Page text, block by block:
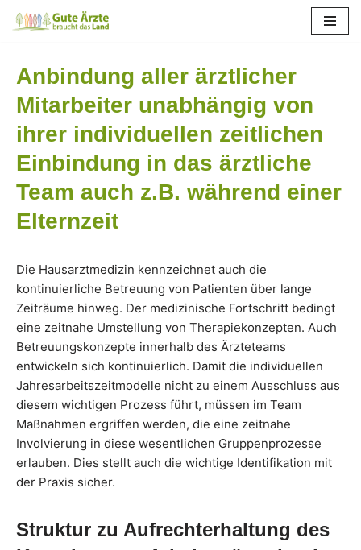
springen
Anbindung aller ärztlicher
Mitarbeiter unabhängig von
ihrer individuellen zeitlichen
Einbindung in das ärztliche
Team auch z.B. während einer
Elternzeit
Die Hausarztmedizin kennzeichnet auch die
kontinuierliche Betreuung von Patienten über lange
Zeiträume hinweg. Der medizinische Fortschritt bedingt
eine zeitnahe Umstellung von Therapiekonzepten. Auch
Betreuungskonzepte innerhalb des Ärzteteams
entwickeln sich kontinuierlich. Damit die individuellen
Jahresarbeitszeitmodelle nicht zu einem Ausschluss aus
diesem wichtigen Prozess führt, müssen im Team
Maßnahmen ergriffen werden, die eine zeitnahe
Involvierung in diese wesentlichen Gruppenprozesse
erlauben. Dies stellt auch die wichtige Identifikation mit
der Praxis sicher.
Struktur zu Aufrechterhaltung des